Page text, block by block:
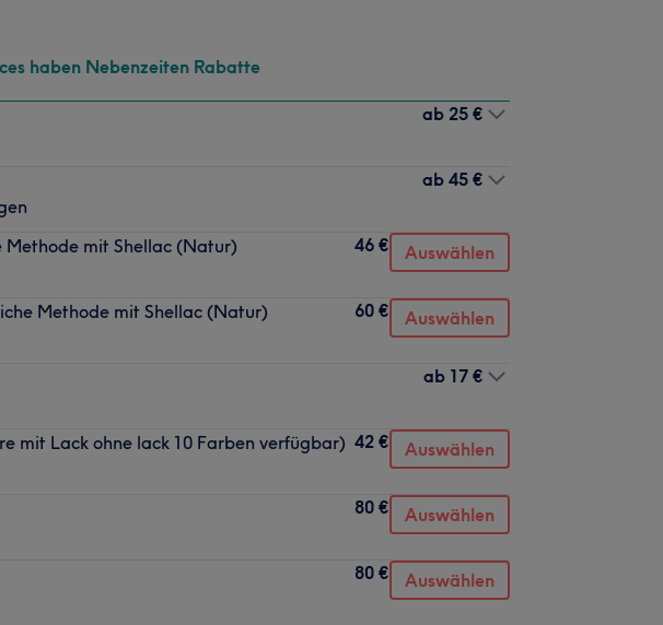
haben Nebenzeiten Rabatte
ab 25 €
ab 45 €
mit Shellac (Natur)
46 € Auswählen
Methode mit Shellac (Natur)
60 € Auswählen
ab 17 €
mit Lack ohne lack 10 Farben verfügbar) 42 € Auswählen
80 € Auswählen
80 € Auswählen